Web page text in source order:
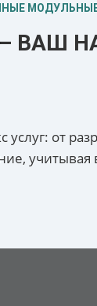
ВАШ
от
учитывая